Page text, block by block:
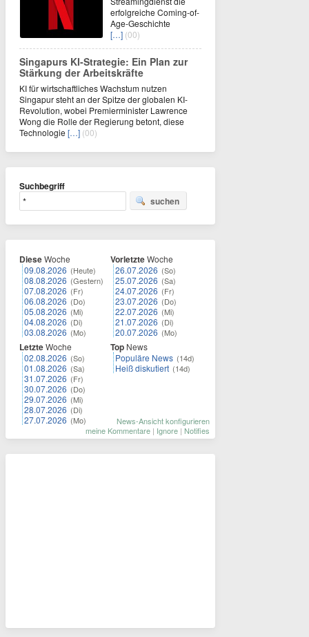
erfolgreiche Coming-of-
Age-Geschichte
[…] (00)
Singapurs KI-Strategie: Ein Plan zur
Stärkung der Arbeitskräfte
KI für wirtschaftliches Wachstum nutzen
Singapur steht an der Spitze der globalen KI-
Revolution, wobei Premierminister Lawrence
Wong die Rolle der Regierung betont, diese
Technologie […] (00)
Suchbegriff
suchen
DieseWoche
09.08.2026 (Heute)
08.08.2026 (Gestern)
07.08.2026 (Fr)
06.08.2026 (Do)
05.08.2026 (Mi)
04.08.2026 (Di)
03.08.2026 (Mo)
LetzteWoche
02.08.2026 (So)
01.08.2026 (Sa)
31.07.2026 (Fr)
30.07.2026 (Do)
29.07.2026 (Mi)
28.07.2026 (Di)
27.07.2026 (Mo)
VorletzteWoche
26.07.2026 (So)
25.07.2026 (Sa)
24.07.2026 (Fr)
23.07.2026 (Do)
22.07.2026 (Mi)
21.07.2026 (Di)
20.07.2026 (Mo)
Top News
Populäre News (14d)
Heiß diskutiert (14d)
News-Ansicht konfigurieren
meine Kommentare | Ignore | Notifies